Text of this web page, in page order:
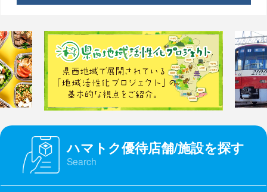
ハマトク優待店舗/施設を探す
Search